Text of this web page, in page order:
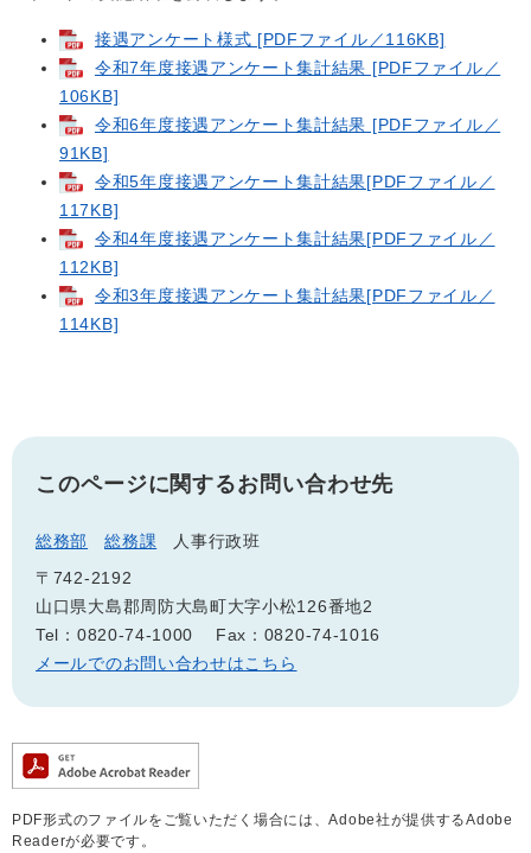
接遇アンケート様式 [PDFファイル／116KB]
令和7年度接遇アンケート集計結果 [PDFファイル／
106KB]
令和6年度接遇アンケート集計結果 [PDFファイル／
91KB]
令和5年度接遇アンケート集計結果[PDFファイル／
117KB]
令和4年度接遇アンケート集計結果[PDFファイル／
112KB]
令和3年度接遇アンケート集計結果[PDFファイル／
114KB]
このページに関するお問い合わせ先
総務部 総務課
人事行政班
〒742-2192
山口県大島郡周防大島町大字小松126番地2
Tel：0820-74-1000
Fax：0820-74-1016
メールでのお問い合わせはこちら
PDF形式のファイルをご覧いただく場合には、Adobe社が提供するAdobe
Readerが必要です。